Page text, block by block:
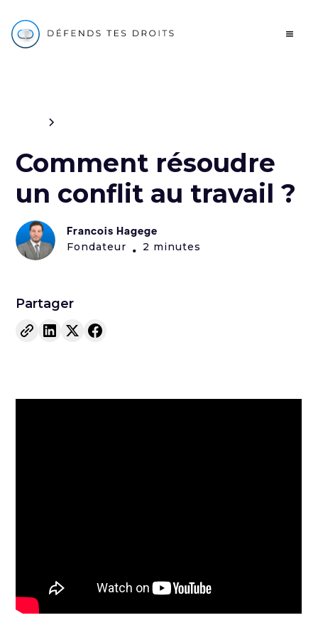
Comment résoudre
un conflit au travail ?
Francois Hagege
Fondateur • 2 minutes
Partager